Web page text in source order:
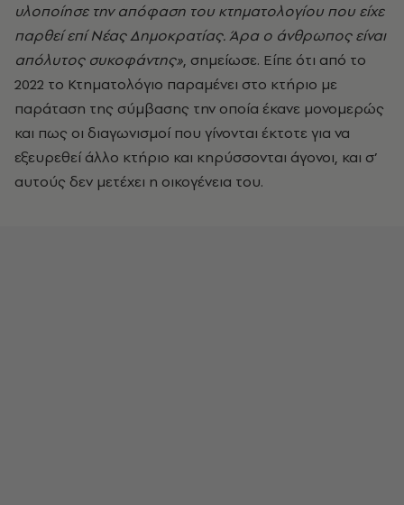
υλοποίησε την απόφαση του κτηματολογίου που είχε
παρθεί επί Νέας Δημοκρατίας. Άρα ο άνθρωπος είναι
απόλυτος συκοφάντης», σημείωσε. Είπε ότι από το
2022 το Κτηματολόγιο παραμένει στο κτήριο με
παράταση της σύμβασης την οποία έκανε μονομερώς
και πως οι διαγωνισμοί που γίνονται έκτοτε για να
εξευρεθεί άλλο κτήριο και κηρύσσονται άγονοι, και σ’
αυτούς δεν μετέχει η οικογένεια του.